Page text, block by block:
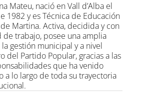
Mateu, nació en Vall d’Alba el
1982 y es Técnica de Educación
Martina. Activa, decidida y con
de trabajo, posee una amplia
gestión municipal y a nivel
del Partido Popular, gracias a las
que ha venido
a lo largo de toda su trayectoria